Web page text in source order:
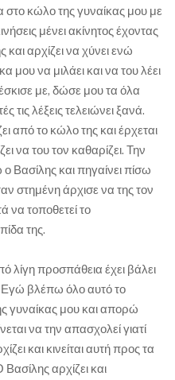
κώλο της γυναίκας μου με
μένει ακίνητος έχοντας
αρχίζει να χύνει ενώ
να μιλάει και να του λέει
με, δώσε μου τα όλα
τις λέξεις τελειώνει ξανά.
από το κώλο της και έρχεται
να του τον καθαρίζει. Την
Βασίλης και πηγαίνει πίσω
στημένη άρχισε να της τον
να τοποθετεί το
της.
λίγη προσπάθεια έχει βάλει
Εγώ βλέπω όλο αυτό το
γυναίκας μου και απορώ
να την απασχολεί γιατί
και κινείται αυτή προς τα
αρχίζει και